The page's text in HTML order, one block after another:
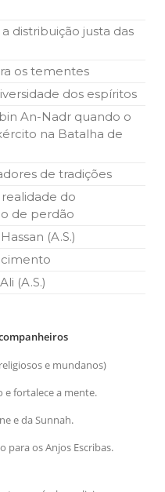
distribuição justa das
os tementes
dos espíritos
An-Nadr quando o
na Batalha de
de tradições
do
de perdão
(A.S.)
(A.S.)
e mundanos)
e fortalece a mente.
e da Sunnah.
para os Anjos Escribas.